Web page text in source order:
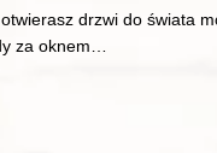
drzwi do świata
za oknem…